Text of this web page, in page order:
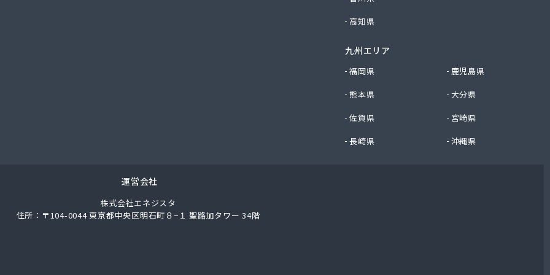
エネサンス九州 久留米営業所
エネサンス九州 福岡営業所
高知県
九州エリア
福岡県
鹿児島県
熊本県
大分県
佐賀県
宮崎県
長崎県
沖縄県
運営会社
株式会社エネジスタ
住所：〒104-0044 東京都中央区明石町８−１ 聖路加タワー 34階